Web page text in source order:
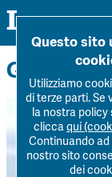
Rivista
Ultimo numero
Forum
Home
Gli autori
Questo sito
Utilizziamo
di terze parti. Se
la nostra policy
cliccaqui
Continuando ad
nostro sito
dei